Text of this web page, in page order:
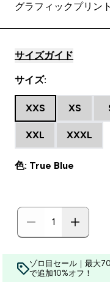
グラフィックプリン
サイズガイド
サイズ:
XXS XS
XXL XXXL
色: True Blue
ゾロ目セール｜最大
で追加10%オフ！